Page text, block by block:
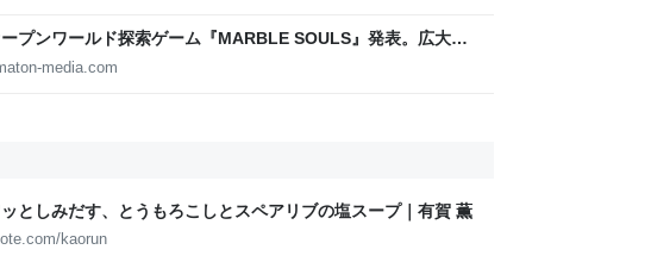
プンワールド探索ゲーム『MARBLE SOULS』発表。広大世
、“圧倒的好評”奇抜ゲーム連発の実力派開発者たちが贈る -
media.com
としみだす、とうもろこしとスペアリブの塩スープ｜有賀 薫
kaorun